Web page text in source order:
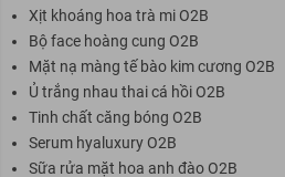
Xịt khoáng hoa trà mi O2B
Bộ face hoàng cung O2B
Mặt nạ màng tế bào kim cương O2B
Ủ trắng nhau thai cá hồi O2B
Tinh chất căng bóng O2B
Serum hyaluxury O2B
Sữa rửa mặt hoa anh đào O2B